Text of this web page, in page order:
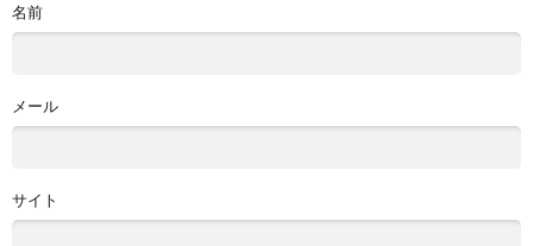
名前
メール
サイト